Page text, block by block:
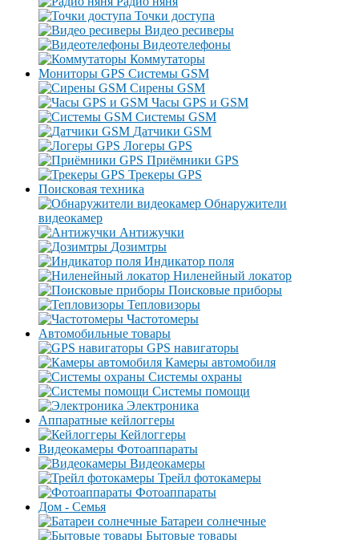
Точки доступа
Видео ресиверы
Видеотелефоны
Коммутаторы
Мониторы GPS Системы GSM
Сирены GSM
Часы GPS и GSM
Системы GSM
Датчики GSM
Логеры GPS
Приёмники GPS
Трекеры GPS
Поисковая техника
Обнаружители
видеокамер
Антижучки
Дозимтры
Индикатор поля
Ниленейный локатор
Поисковые приборы
Тепловизоры
Частотомеры
Автомобильные товары
GPS навигаторы
Камеры автомобиля
Системы охраны
Системы помощи
Электроника
Аппаратные кейлоггеры
Кейлоггеры
Видеокамеры Фотоаппараты
Видеокамеры
Трейл фотокамеры
Фотоаппараты
Дом - Семья
Батареи солнечные
Бытовые товары